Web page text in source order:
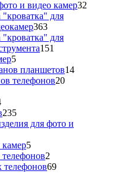
товаров
и видео камер32
"кроватка" для
363363
товара
"кроватка" для
151
55
товаров
планшетов1414
телефонов2020
4
товара
235235
товаров
для фото и
55
товаров
2
товара
6969